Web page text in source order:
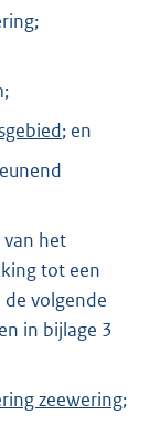
; en
van het
tot een
volgende
in bijlage 3
zeewering;